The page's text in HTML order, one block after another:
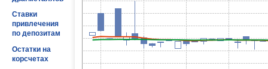
Ставки
привлечения
по депозитам
Остатки на
корсчетах